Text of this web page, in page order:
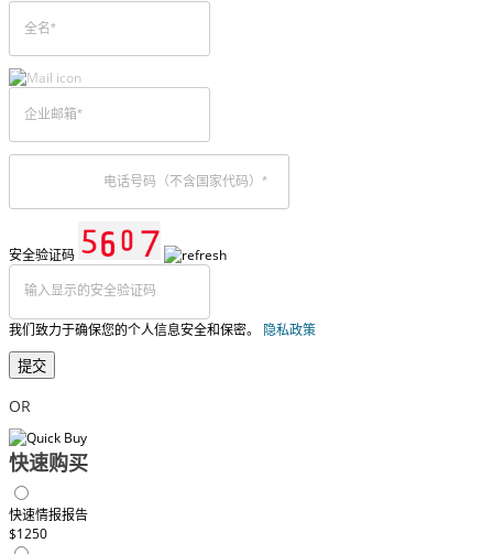
安全验证码
我们致力于确保您的个人信息安全和保密。 隐私政策
提交
OR
快速购买
快速情报报告
$1250